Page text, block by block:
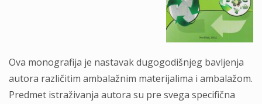
Ova monografija je nastavak dugogodišnjeg bavljenja
autora različitim ambalažnim materijalima i ambalažom.
Predmet istraživanja autora su pre svega specifična